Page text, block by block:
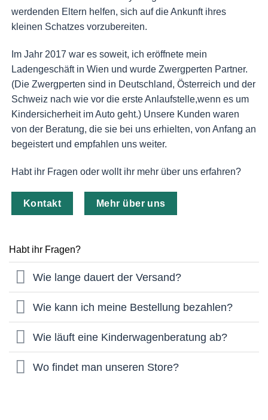
werdenden Eltern helfen, sich auf die Ankunft ihres
kleinen Schatzes vorzubereiten.
Im Jahr 2017 war es soweit, ich eröffnete mein
Ladengeschäft in Wien und wurde Zwergperten Partner.
(Die Zwergperten sind in Deutschland, Österreich und der
Schweiz nach wie vor die erste Anlaufstelle,wenn es um
Kindersicherheit im Auto geht.) Unsere Kunden waren
von der Beratung, die sie bei uns erhielten, von Anfang an
begeistert und empfahlen uns weiter.
Habt ihr Fragen oder wollt ihr mehr über uns erfahren?
Kontakt Mehr über uns
Habt ihr Fragen?
Wie lange dauert der Versand?
Wie kann ich meine Bestellung bezahlen?
Wie läuft eine Kinderwagenberatung ab?
Wo findet man unseren Store?